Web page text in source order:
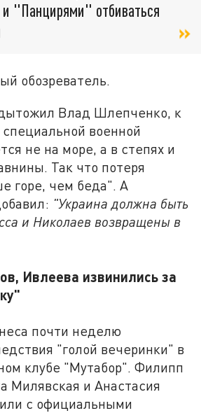
"Панцирями" отбиваться
обозреватель.
Влад Шлепченко, к
военной
не на море, а в степях и
Так что потеря
горе, чем беда". А
"Украина должна быть
и Николаев возвращены в
Ивлеева извинились за
почти неделю
"голой вечеринки" в
клубе "Мутабор". Филипп
Милявская и Анастасия
с официальными